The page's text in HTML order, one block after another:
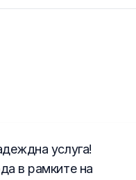
услуга!
в рамките на